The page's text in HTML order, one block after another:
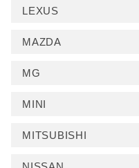
LEXUS
MAZDA
MG
MINI
MITSUBISHI